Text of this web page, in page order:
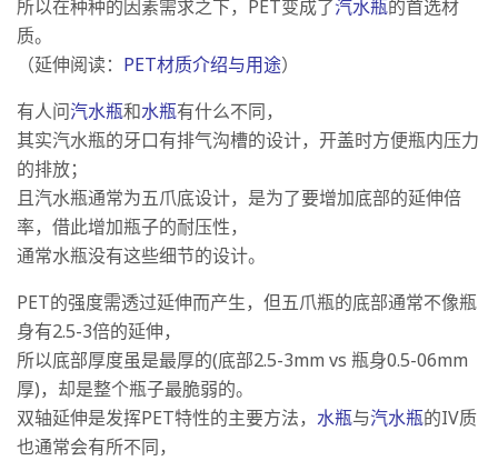
所以在种种的因素需求之下，PET变成了汽水瓶的首选材
质。
（延伸阅读： PET材质介绍与用途）
有人问汽水瓶和水瓶有什么不同，
其实汽水瓶的牙口有排气沟槽的设计，开盖时方便瓶内压力
的排放；
且汽水瓶通常为五爪底设计，是为了要增加底部的延伸倍
率，借此增加瓶子的耐压性，
通常水瓶没有这些细节的设计。
PET的强度需透过延伸而产生，但五爪瓶的底部通常不像瓶
身有2.5-3倍的延伸，
所以底部厚度虽是最厚的(底部2.5-3mm vs 瓶身0.5-06mm
厚)，却是整个瓶子最脆弱的。
双轴延伸是发挥PET特性的主要方法， 水瓶与汽水瓶的IV质
也通常会有所不同，